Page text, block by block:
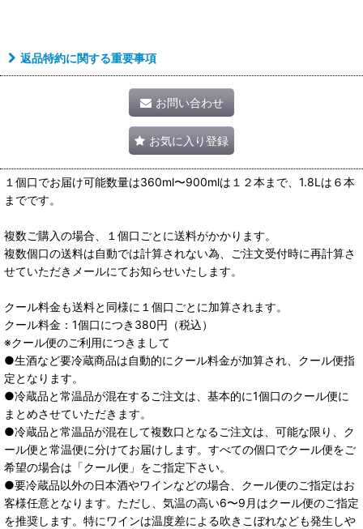
返品特約に関する重要事項
お問い合わせ
お気に入り登録
１個口でお届け可能数量は360ml〜900mlは１２本まで、1.8Lは６本
までです。
複数ご購入の場合、１個口ごとに送料がかかります。
複数個口の送料は自動では計算されない為、ご注文受付時に再計算さ
せていただきメールにてお知らせいたします。
クール料金も送料と同様に１個口ごとに加算されます。
クール料金：1個口につき380円（税込）
※クール便のご利用につきまして
●生酒など要冷蔵商品は自動的にクール料金が加算され、クール便指
定となります。
●冷蔵品と常温品が混在するご注文は、基本的に1個口のクール便に
まとめさせていただきます。
●冷蔵品と常温品が混在して複数口となるご注文は、可能な限り、ク
ール便と常温便に分けてお届けします。すべての個口でクール便をご
希望の場合は「クール便」をご指定下さい。
●要冷蔵品以外の日本酒やワインなどの場合、クール便のご指定はお
客様任意となります。ただし、気温の高い6〜9月はクール便のご指定
を推奨します。特にワインは温度差による吹きこぼれなども発生しや